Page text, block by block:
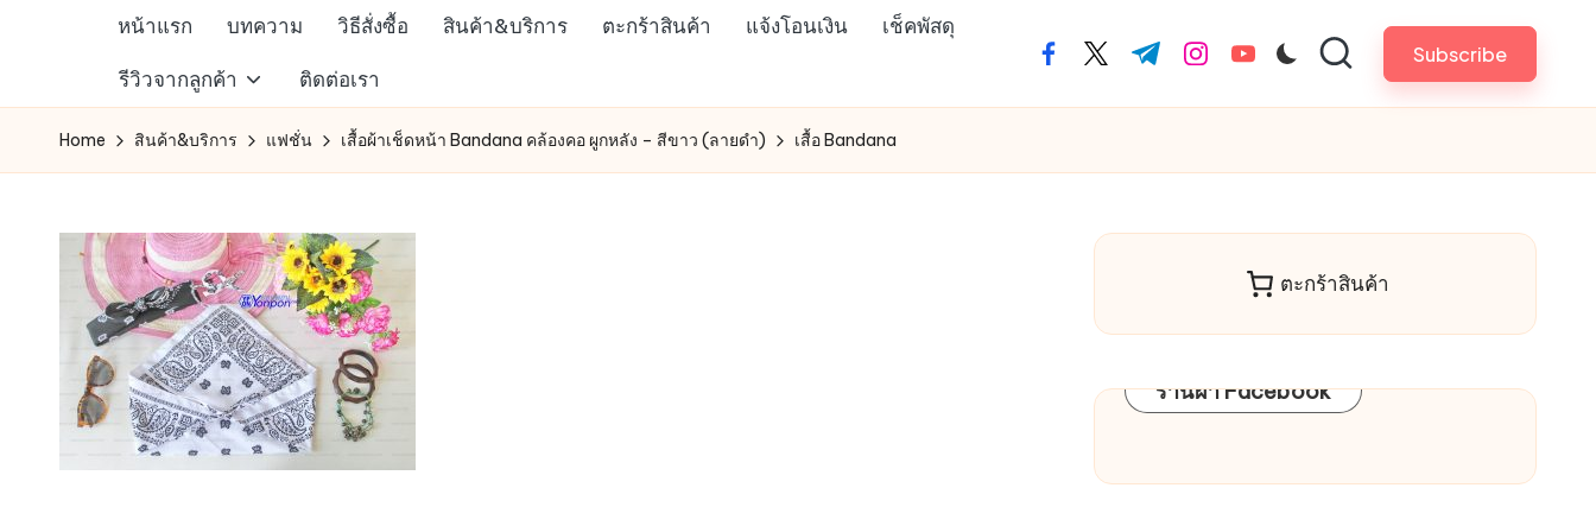
content
สรรพ
สินค้า
ออนไลน์
คน
การ
ช็อป
หน้าแรก บทความ วิธีสั่งซื้อ สินค้า&บริการ ตะกร้าสินค้า แจ้งโอนเงิน เช็คพัสดุ
รีวิวจากลูกค้า ติดต่อเรา
facebook.com
twitter.com
t.me instagram.com
youtube.com Subscribe
Home สินค้า&บริการ แฟชั่น เสื้อผ้าเช็ดหน้า Bandana คล้องคอ ผูกหลัง – สีขาว (ลายดำ) เสื้อ Bandana
ตะกร้าสินค้า
ร้านผ้า Facebook